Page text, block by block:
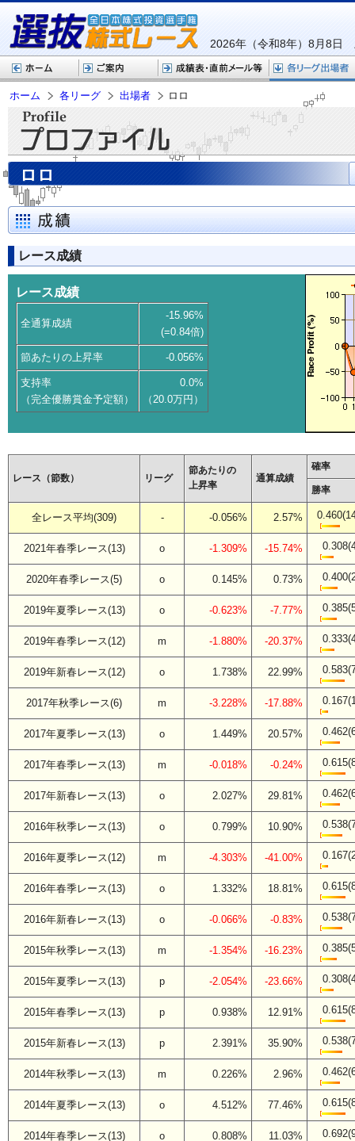
2026年（令和8年）8月8日
ホーム 各リーグ 出場者 ロロ
ロロ
レース成績
レース成績
全通算成績
-15.96%
(=0.84倍)
節あたりの上昇率 -0.056%
支持率
（完全優勝賞金予定額）
0.0%
（20.0万円）
レース（節数） リーグ
節あたりの
上昇率
通算成績
確率
勝率
全レース平均(309) - -0.056% 2.57%
2021年春季レース(13) o -1.309% -15.74%
2020年春季レース(5) o 0.145% 0.73%
2019年夏季レース(13) o -0.623% -7.77%
2019年春季レース(12) m -1.880% -20.37%
2019年新春レース(12) o 1.738% 22.99%
2017年秋季レース(6) m -3.228% -17.88%
2017年夏季レース(13) o 1.449% 20.57%
2017年春季レース(13) m -0.018% -0.24%
2017年新春レース(13) o 2.027% 29.81%
2016年秋季レース(13) o 0.799% 10.90%
2016年夏季レース(12) m -4.303% -41.00%
2016年春季レース(13) o 1.332% 18.81%
2016年新春レース(13) o -0.066% -0.83%
2015年秋季レース(13) m -1.354% -16.23%
2015年夏季レース(13) p -2.054% -23.66%
2015年春季レース(13) p 0.938% 12.91%
2015年新春レース(13) p 2.391% 35.90%
2014年秋季レース(13) m 0.226% 2.96%
2014年夏季レース(13) o 4.512% 77.46%
2014年春季レース(13) o 0.808% 11.03%